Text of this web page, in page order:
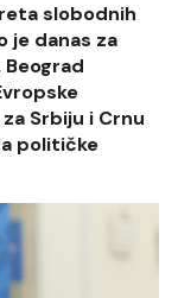
slobodnih
je danas za
Beograd
Srbiju i Crnu
političke